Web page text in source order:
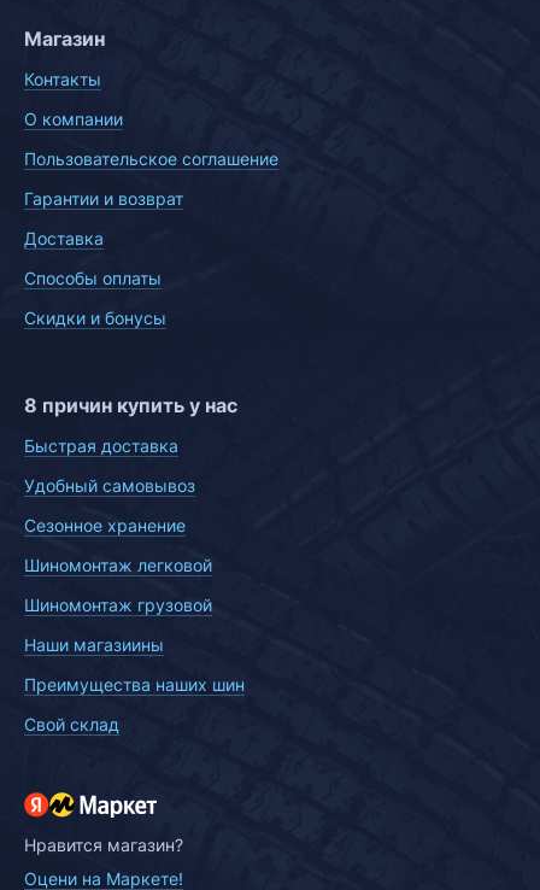
Магазин
Контакты
О компании
Пользовательское соглашение
Гарантии и возврат
Доставка
Способы оплаты
Скидки и бонусы
8 причин купить у нас
Быстрая доставка
Удобный самовывоз
Сезонное хранение
Шиномонтаж легковой
Шиномонтаж грузовой
Наши магазиины
Преимущества наших шин
Свой склад
Нравится магазин?
Оцени на Маркете!